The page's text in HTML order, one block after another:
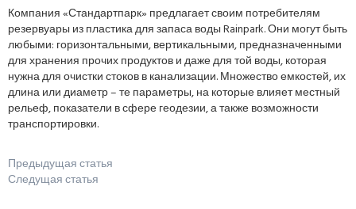
Компания «Стандартпарк» предлагает своим потребителям
резервуары из пластика для запаса воды Rainpark. Они могут быть
любыми: горизонтальными, вертикальными, предназначенными
для хранения прочих продуктов и даже для той воды, которая
нужна для очистки стоков в канализации. Множество емкостей, их
длина или диаметр – те параметры, на которые влияет местный
рельеф, показатели в сфере геодезии, а также возможности
транспортировки.
Предыдущая статья
Следущая статья